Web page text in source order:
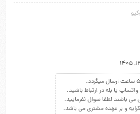
یا بله در ارتباط باشید.
می باشند لطفا سوال نفرمایید.
و بر عهده مشتری می باشد.